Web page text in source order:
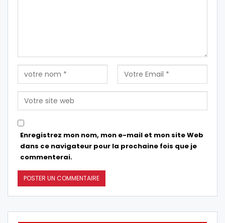
Enregistrez mon nom, mon e-mail et mon site Web
dans ce navigateur pour la prochaine fois que je
commenterai.